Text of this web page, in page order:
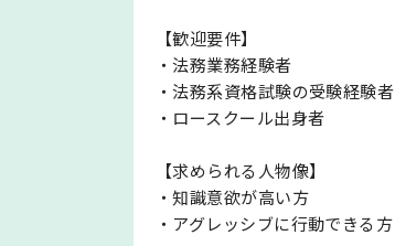
【歓迎要件】
・法務業務経験者
・法務系資格試験の受験経験者
・ロースクール出身者
【求められる人物像】
・知識意欲が高い方
・アグレッシブに行動できる方